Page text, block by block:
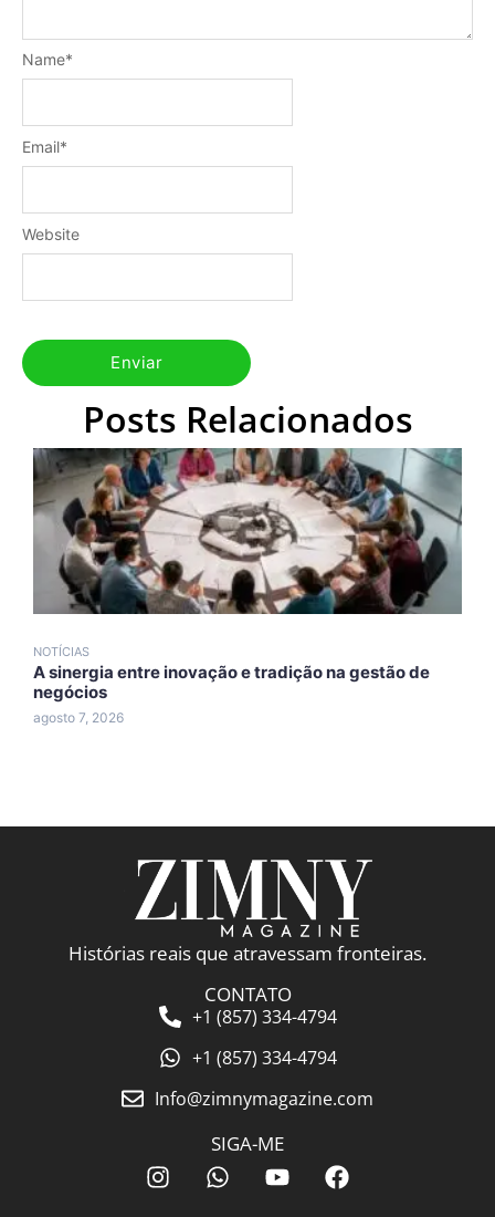
Name*
Email*
Website
Posts Relacionados
NOTÍCIAS
A sinergia entre inovação e tradição na gestão de
negócios
agosto 7, 2026
Histórias reais que atravessam fronteiras.
CONTATO
+1 (857) 334-4794
+1 (857) 334-4794
Info@zimnymagazine.com
SIGA-ME